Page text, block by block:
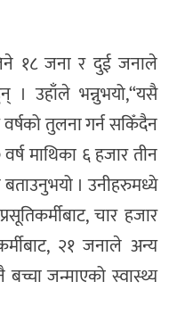
१८ जना र दुई जनाले
। उहाँले भन्नुभयो,“यसै
वर्षको तुलना गर्न सकिँदैन
माथिका ६ हजार तीन
। उनीहरुमध्ये
चार हजार
२१ जनाले अन्य
बच्चा जन्माएको स्वास्थ्य